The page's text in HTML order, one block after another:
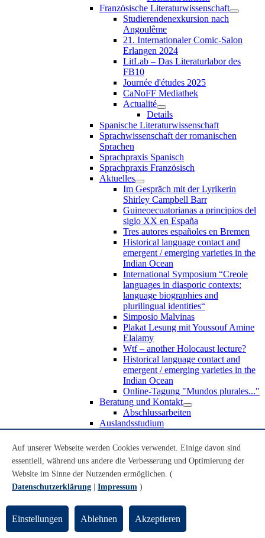
Französische Literaturwissenschaft
Studierendenexkursion nach
Angoulême
21. Internationaler Comic-Salon
Erlangen 2024
LitLab – Das Literaturlabor des
FB10
Journée d'études 2025
CaNoFF Mediathek
Actualité
Details
Spanische Literaturwissenschaft
Sprachwissenschaft der romanischen
Sprachen
Sprachpraxis Spanisch
Sprachpraxis Französisch
Aktuelles
Im Gespräch mit der Lyrikerin
Shirley Campbell Barr
Guineoecuatorianas a principios del
siglo XX en España
Tres autores españoles en Bremen
Historical language contact and
emergent / emerging varieties in the
Indian Ocean
International Symposium “Creole
languages in diasporic contexts:
language biographies and
plurilingual identities“
Simposio Malvinas
Plakat Lesung mit Youssouf Amine
Elalamy
Wtf – another Holocaust lecture?
Historical language contact and
emergent / emerging varieties in the
Indian Ocean
Online-Tagung "Mundos plurales..."
Beratung und Kontakt
Abschlussarbeiten
Auslandsstudium
WoC Lab
Spanische Black Diaspora
Promotionen
Habilitationen
Nachwuchsförderung
Forschungszentren
Studienkommission
TnL
Auf unserer Webseite werden Cookies verwendet. Einige davon sind
essentiell, während uns andere die Verbesserung und Optimierung der
Website im Sinne der Nutzenden ermöglichen. (
Datenschutzerklärung
Impressum )
Einstellungen Ablehnen Akzeptieren